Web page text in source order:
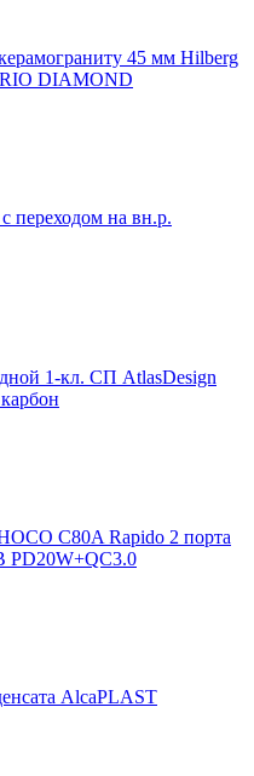
45 мм Hilberg
DIAMOND
переходом на вн.р.
1-кл. СП AtlasDesign
C80A Rapido 2 порта
PD20W+QC3.0
AlcaPLAST